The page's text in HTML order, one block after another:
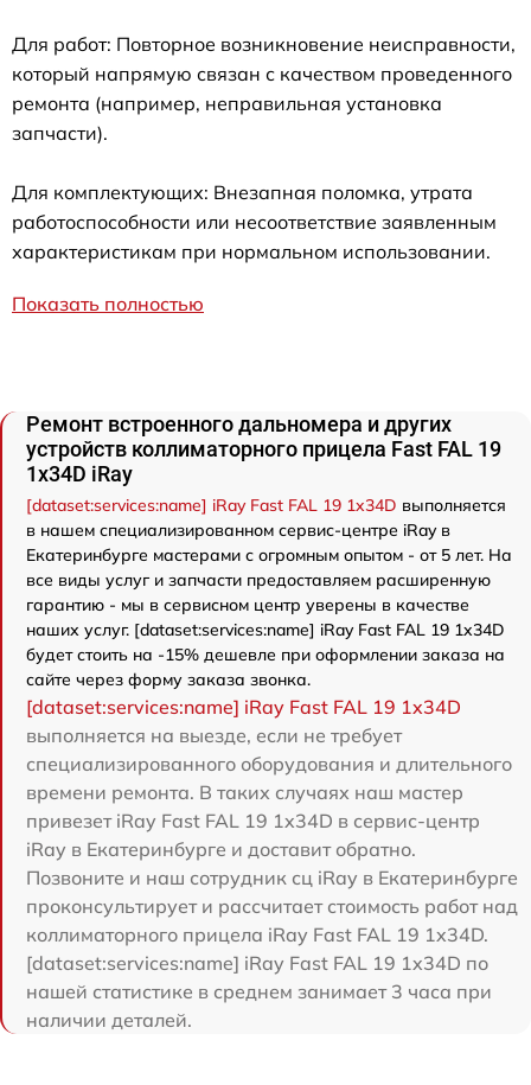
Для работ: Повторное возникновение неисправности,
который напрямую связан с качеством проведенного
ремонта (например, неправильная установка
запчасти).
Для комплектующих: Внезапная поломка, утрата
работоспособности или несоответствие заявленным
характеристикам при нормальном использовании.
Показать полностью
Ремонт встроенного дальномера и других
устройств коллиматорного прицела Fast FAL 19
1x34D iRay
[dataset:services:name] iRay Fast FAL 19 1x34D выполняется
в нашем специализированном сервис-центре iRay в
Екатеринбурге мастерами с огромным опытом - от 5 лет. На
все виды услуг и запчасти предоставляем расширенную
гарантию - мы в сервисном центр уверены в качестве
наших услуг. [dataset:services:name] iRay Fast FAL 19 1x34D
будет стоить на -15% дешевле при оформлении заказа на
сайте через форму заказа звонка.
[dataset:services:name] iRay Fast FAL 19 1x34D
выполняется на выезде, если не требует
специализированного оборудования и длительного
времени ремонта. В таких случаях наш мастер
привезет iRay Fast FAL 19 1x34D в сервис-центр
iRay в Екатеринбурге и доставит обратно.
Позвоните и наш сотрудник сц iRay в Екатеринбурге
проконсультирует и рассчитает стоимость работ над
коллиматорного прицела iRay Fast FAL 19 1x34D.
[dataset:services:name] iRay Fast FAL 19 1x34D по
нашей статистике в среднем занимает 3 часа при
наличии деталей.